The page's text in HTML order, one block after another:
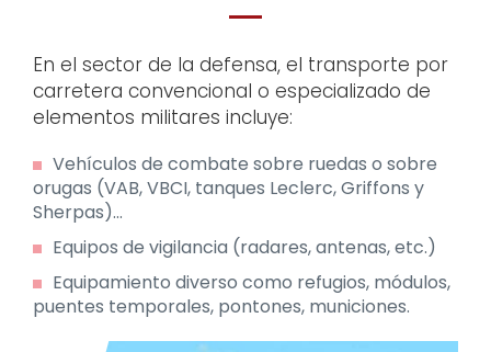
En el sector de la defensa, el transporte por
carretera convencional o especializado de
elementos militares incluye:
Vehículos de combate sobre ruedas o sobre
orugas (VAB, VBCI, tanques Leclerc, Griffons y
Sherpas)...
Equipos de vigilancia (radares, antenas, etc.)
Equipamiento diverso como refugios, módulos,
puentes temporales, pontones, municiones.